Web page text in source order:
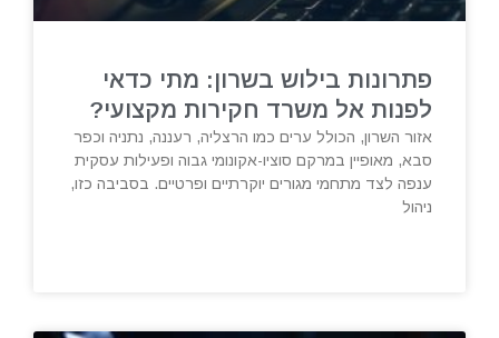
פתרונות בילוש בשרון: מתי כדאי
לפנות אל משרד חקירות מקצועי?
אזור השרון, הכולל ערים כמו הרצליה, רעננה, נתניה וכפר
סבא, מאופיין במרקם סוציו-אקונומי גבוה ופעילות עסקית
ענפה לצד מתחמי מגורים יוקרתיים ופרטיים. בסביבה כזו,
ניהול